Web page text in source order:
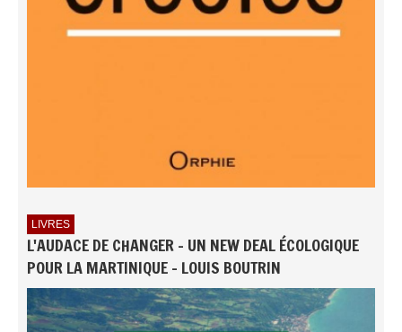
LIVRES
L'AUDACE DE CHANGER - UN NEW DEAL ÉCOLOGIQUE
POUR LA MARTINIQUE - LOUIS BOUTRIN